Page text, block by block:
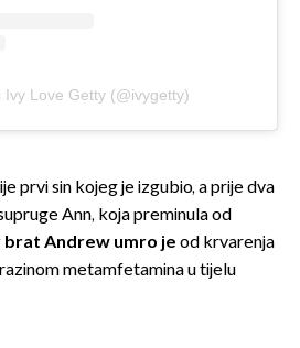
Ivy Love Getty (@ivygetty)
prvi sin kojeg je izgubio, a prije dva
Ann, koja preminula od
brat Andrew umro je od krvarenja
metamfetamina u tijelu